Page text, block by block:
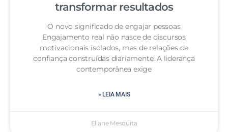
transformar resultados
O novo significado de engajar pessoas
Engajamento real não nasce de discursos
motivacionais isolados, mas de relações de
confiança construídas diariamente. A liderança
contemporânea exige
» LEIA MAIS
Eliane Mesquita